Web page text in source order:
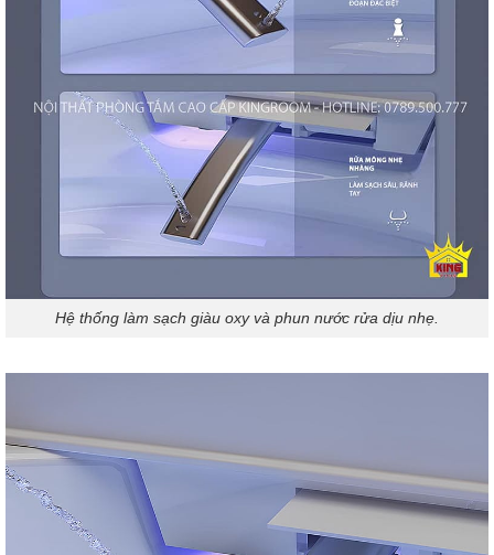
Hệ thống làm sạch giàu oxy và phun nước rửa dịu nhẹ.